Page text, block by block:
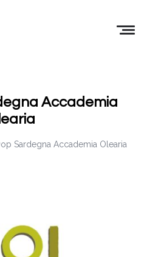
Accademia
Sardegna Accademia Olearia